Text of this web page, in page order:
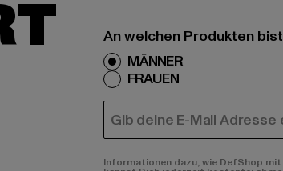
An welchen Produkten
MÄNNER
FRAUEN
E-MAIL
Informationen dazu, wie DefShop